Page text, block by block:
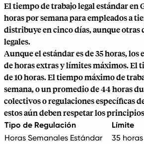
El tiempo de trabajo legal estándar en
horas por semana para empleados a
distribuye en cinco días, aunque
legales.
Aunque el estándar es de 35 horas,
de horas extras y límites máximos. El
de 10 horas. El tiempo máximo de
semana, o un promedio de 44 horas
colectivos o regulaciones específicas
estos aún deben respetar los
Tipo de Regulación Límite
Horas Semanales Estándar
35 horas